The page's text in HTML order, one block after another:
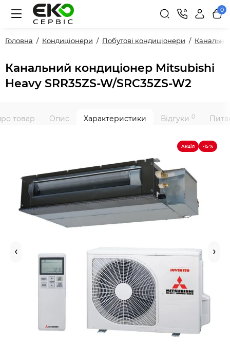
0
Головна Кондиціонери Побутові кондиціонери Канальні
Канальний кондиціонер Mitsubishi
Heavy SRR35ZS-W/SRC35ZS-W2
товар Опис Характеристики Відгуки 0
Акція -15 %